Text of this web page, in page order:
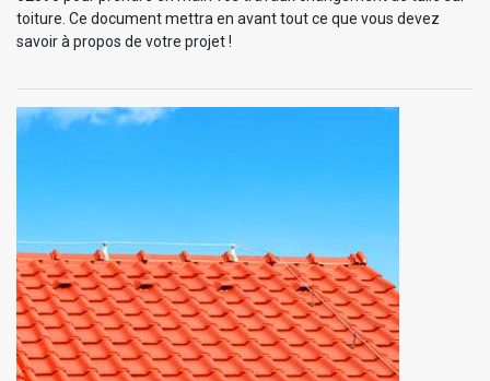
toiture. Ce document mettra en avant tout ce que vous devez
savoir à propos de votre projet !